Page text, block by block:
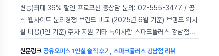
변동)최대 36% 할인 프로모션 중상담 문의: 02-555-3477 / 공
식 웹사이트 문의경쟁 브랜드 비교 (2025년 6월 기준) 브랜드 위치
월 비용(1인 기준) 주차 지원 기타 특이사항 스파크플러스 강남점...
원문링크 공유오피스 1인실 솔직 후기, 스파크플러스 강남점 리뷰